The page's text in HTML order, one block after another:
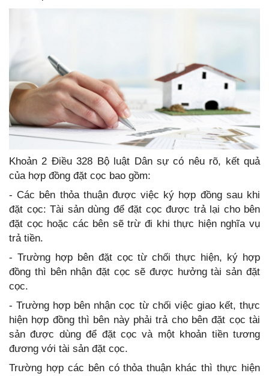
Khoản 2 Điều 328 Bộ luật Dân sự có nêu rõ, kết quả
của hợp đồng đặt cọc bao gồm:
- Các bên thỏa thuận được việc ký hợp đồng sau khi
đặt cọc: Tài sản dùng để đặt cọc được trả lại cho bên
đặt cọc hoặc các bên sẽ trừ đi khi thực hiện nghĩa vụ
trả tiền.
- Trường hợp bên đặt cọc từ chối thực hiện, ký hợp
đồng thì bên nhận đặt cọc sẽ được hưởng tài sản đặt
cọc.
- Trường hợp bên nhận cọc từ chối việc giao kết, thực
hiện hợp đồng thì bên này phải trả cho bên đặt cọc tài
sản được dùng để đặt cọc và một khoản tiền tương
đương với tài sản đặt cọc.
Trường hợp các bên có thỏa thuận khác thì thực hiện